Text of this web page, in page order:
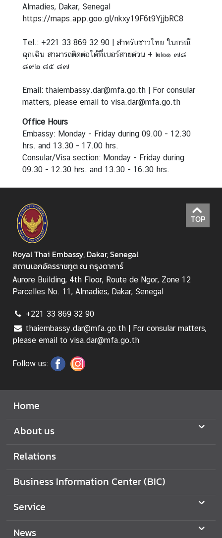
T
a
v
e
C
o
n
t
a
c
t
u
Almadies, Dakar, Senegal
https://maps.app.goo.gl/nkxy19F6t9YjjbRC8
Tel.: +221 33 869 32 90 | สำหรับชาวไทย ในกรณี
ฉุกเฉิน สามารถติดต่อได้ที่เบอร์สายด่วน + ๒๒๑ ๗๘
๘๙๒ ๘๕ ๘๗
Email: thaiembassy.dar@mfa.go.th | For consular
matters, please email to visa.dar@mfa.go.th
Office Hours
Embassy: Monday - Friday during 09.00 - 12.30
hrs. and 13.30 - 17.00 hrs.
Consular/Visa section: Monday - Friday during
09.30 - 12.30 hrs. and 13.30 - 16.30 hrs.
TOP
Royal Thai Embassy, Dakar, Senegal
สถานเอกอัครราชทูต ณ กรุงดาการ์
Aurore Building, 4th Floor, Route de Ngor, Zone 12
Parcelles No. 11, Almadies, Dakar, Senegal
+221 33 869 32 90
thaiembassy.dar@mfa.go.th | For consular matters,
please email to visa.dar@mfa.go.th
Follow us:
Home
About us
Relations
Business Information Center (BIC)
Service
News